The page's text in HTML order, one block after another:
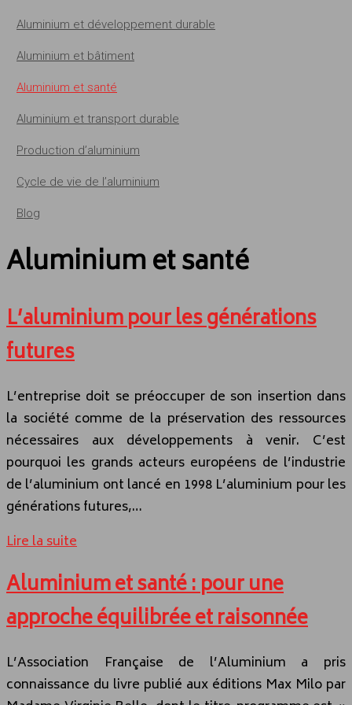
Aluminium et développement durable
Aluminium et bâtiment
Aluminium et santé
Aluminium et transport durable
Production d’aluminium
Cycle de vie de l’aluminium
Blog
Aluminium et santé
L’aluminium pour les générations
futures
L’entreprise doit se préoccuper de son insertion dans
la société comme de la préservation des ressources
nécessaires aux développements à venir. C’est
pourquoi les grands acteurs européens de l’industrie
de l’aluminium ont lancé en 1998 L’aluminium pour les
générations futures,…
Lire la suite
Aluminium et santé : pour une
approche équilibrée et raisonnée
L’Association Française de l’Aluminium a pris
connaissance du livre publié aux éditions Max Milo par